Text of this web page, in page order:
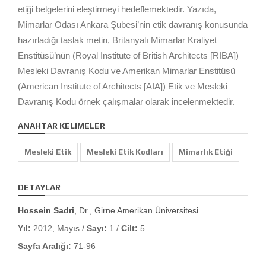
etiği belgelerini eleştirmeyi hedeflemektedir. Yazıda,
Mimarlar Odası Ankara Şubesi’nin etik davranış konusunda
hazırladığı taslak metin, Britanyalı Mimarlar Kraliyet
Enstitüsü’nün (Royal Institute of British Architects [RIBA])
Mesleki Davranış Kodu ve Amerikan Mimarlar Enstitüsü
(American Institute of Architects [AIA]) Etik ve Mesleki
Davranış Kodu örnek çalışmalar olarak incelenmektedir.
ANAHTAR KELIMELER
Mesleki Etik Mesleki Etik Kodları Mimarlık Etiği
DETAYLAR
Hossein Sadri , Dr., Girne Amerikan Üniversitesi
Yıl: 2012, Mayıs / Sayı: 1 / Cilt: 5
Sayfa Aralığı: 71-96